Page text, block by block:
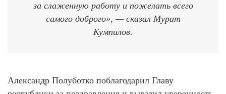
за слаженную работу и пожелать всего
самого доброго», — сказал Мурат
Кумпилов.
Александр Полуботко поблагодарил Главу